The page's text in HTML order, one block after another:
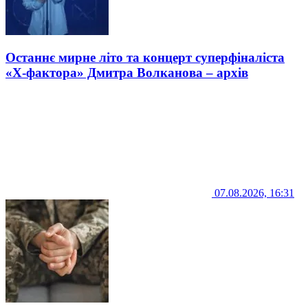
Останнє мирне літо та концерт суперфіналіста
«Х-фактора» Дмитра Волканова – архів
07.08.2026, 16:31